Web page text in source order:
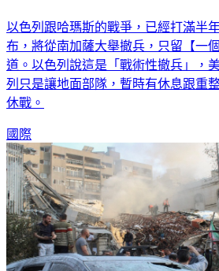
以色列跟哈瑪斯的戰爭，已經打滿半
布，將從南加薩大舉撤兵，只留【一
道。以色列說這是「戰術性撤兵」，
列只是讓地面部隊，暫時有休息跟重
休戰。
國際